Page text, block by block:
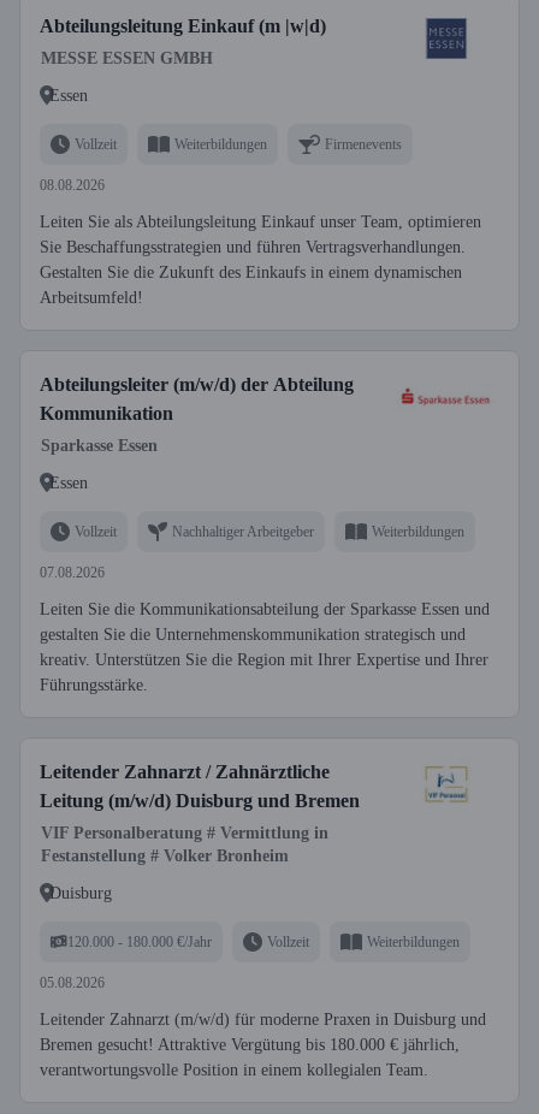
Abteilungsleitung Einkauf (m |w|d)
MESSE ESSEN GMBH
Essen
Vollzeit Weiterbildungen Firmenevents
08.08.2026
Leiten Sie als Abteilungsleitung Einkauf unser Team, optimieren
Sie Beschaffungsstrategien und führen Vertragsverhandlungen.
Gestalten Sie die Zukunft des Einkaufs in einem dynamischen
Arbeitsumfeld!
Abteilungsleiter (m/w/d) der Abteilung
Kommunikation
Sparkasse Essen
Essen
Vollzeit Nachhaltiger Arbeitgeber Weiterbildungen
07.08.2026
Leiten Sie die Kommunikationsabteilung der Sparkasse Essen und
gestalten Sie die Unternehmenskommunikation strategisch und
kreativ. Unterstützen Sie die Region mit Ihrer Expertise und Ihrer
Führungsstärke.
Leitender Zahnarzt / Zahnärztliche
Leitung (m/w/d) Duisburg und Bremen
VIF Personalberatung # Vermittlung in
Festanstellung # Volker Bronheim
Duisburg
120.000 - 180.000 €/Jahr Vollzeit Weiterbildungen
05.08.2026
Leitender Zahnarzt (m/w/d) für moderne Praxen in Duisburg und
Bremen gesucht! Attraktive Vergütung bis 180.000 € jährlich,
verantwortungsvolle Position in einem kollegialen Team.